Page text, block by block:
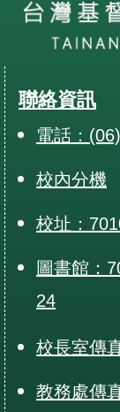
聯絡資訊
電話：
校內分機
校址：
圖書館：
24
校長室傳
教務處傳